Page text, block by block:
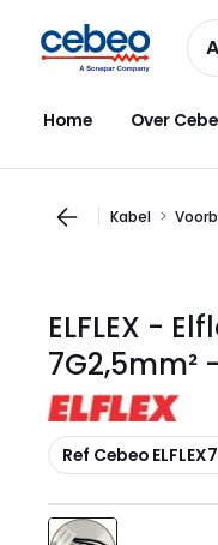
naar
navigatie
naar
inhoud
Home Over
Kabel
ELFLEX -
7G2,5mm²
Kopiëren
Ref Cebeo